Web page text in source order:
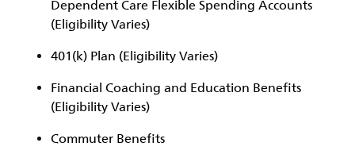
Dependent Care Flexible Spending Accounts
(Eligibility Varies)
401(k) Plan (Eligibility Varies)
Financial Coaching and Education Benefits
(Eligibility Varies)
Commuter Benefits